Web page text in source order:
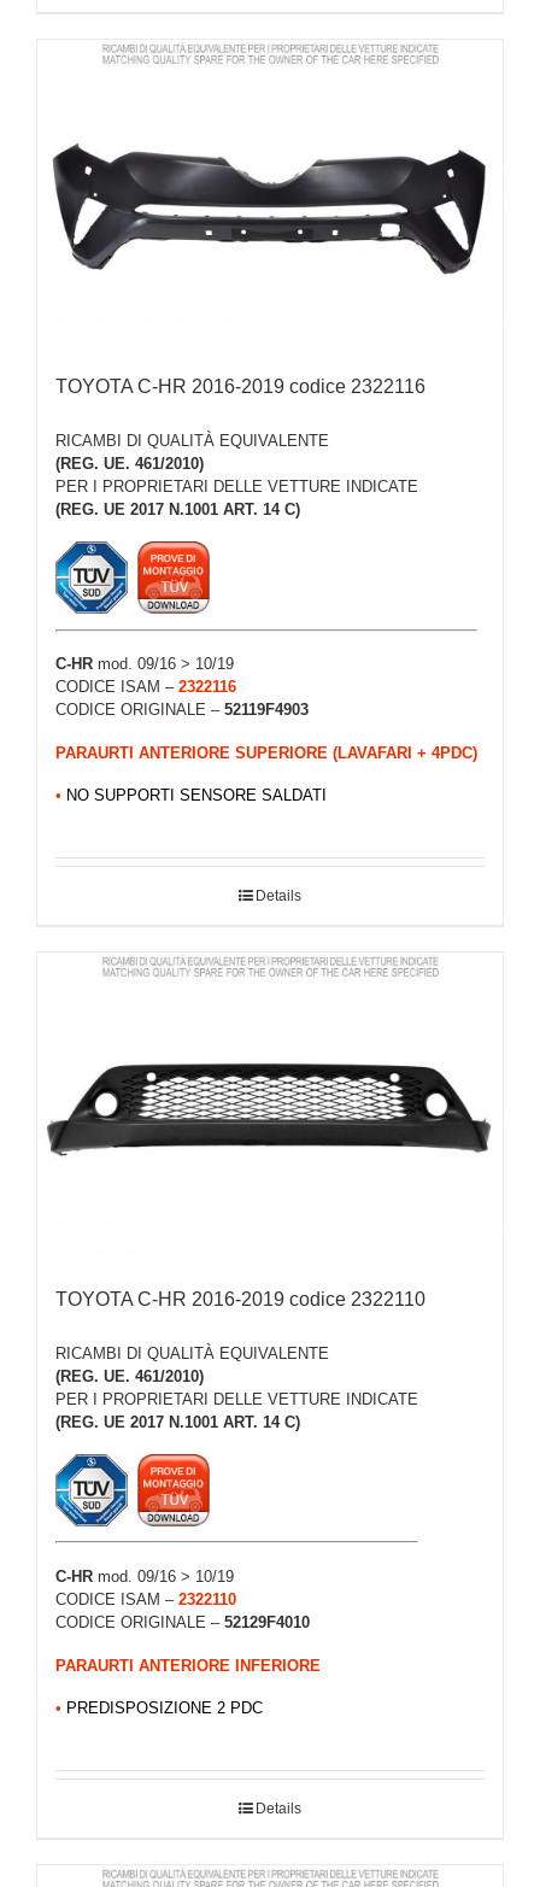
TOYOTA C-HR 2016-2019 codice 2322116
RICAMBI DI QUALITÀ EQUIVALENTE
(REG. UE. 461/2010)
PER I PROPRIETARI DELLE VETTURE INDICATE
(REG. UE 2017 N.1001 ART. 14 C)
C-HR mod. 09/16 > 10/19
CODICE ISAM – 2322116
CODICE ORIGINALE – 52119F4903
PARAURTI ANTERIORE SUPERIORE (LAVAFARI + 4PDC)
• NO SUPPORTI SENSORE SALDATI
Details
TOYOTA C-HR 2016-2019 codice 2322110
RICAMBI DI QUALITÀ EQUIVALENTE
(REG. UE. 461/2010)
PER I PROPRIETARI DELLE VETTURE INDICATE
(REG. UE 2017 N.1001 ART. 14 C)
C-HR mod. 09/16 > 10/19
CODICE ISAM – 2322110
CODICE ORIGINALE – 52129F4010
PARAURTI ANTERIORE INFERIORE
• PREDISPOSIZIONE 2 PDC
Details